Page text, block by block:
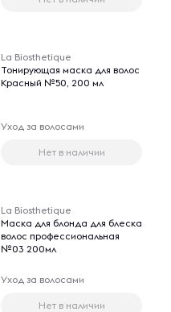
La Biosthetique
Тонирующая маска для волос
Красный №50, 200 мл
Уход за волосами
Нет в наличии
La Biosthetique
Маска для блонда для блеска
волос профессиональная
№03 200мл
Уход за волосами
Нет в наличии